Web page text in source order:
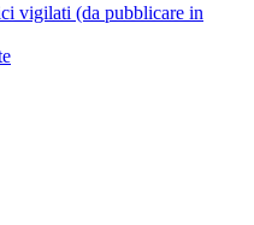
vigilati (da pubblicare in